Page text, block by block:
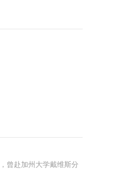
赴加州大学戴维斯分